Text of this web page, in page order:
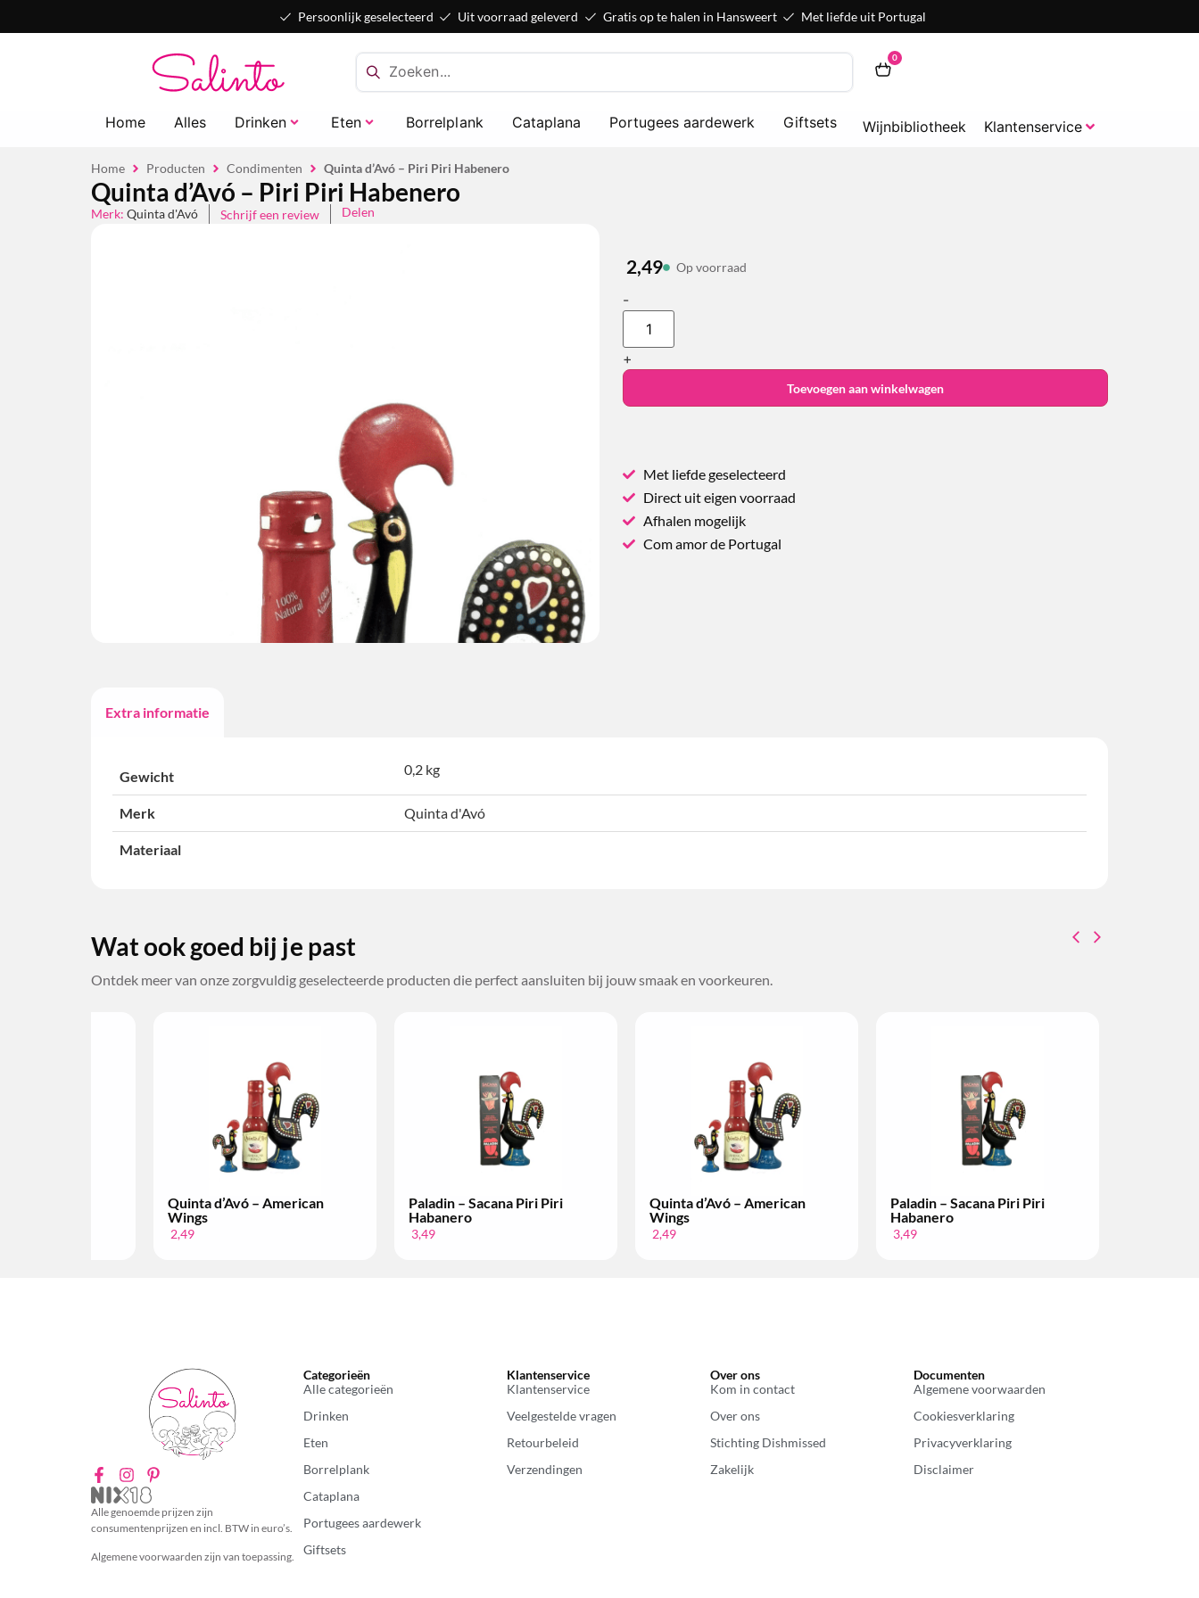
Persoonlijk geselecteerd Uit voorraad geleverd Gratis op te halen in Hansweert Met liefde uit Portugal
0
Home Alles Drinken Eten Borrelplank Cataplana Portugees aardewerk Giftsets Wijnbibliotheek Klantenservice
Home Producten Condimenten Quinta d’Avó – Piri Piri Habenero
Quinta d’Avó – Piri Piri Habenero
Merk: Quinta d'Avó Schrijf een review Delen
2,49 Op voorraad
-
+
Toevoegen aan winkelwagen
Met liefde geselecteerd
Direct uit eigen voorraad
Afhalen mogelijk
Com amor de Portugal
Extra informatie
Gewicht 0,2 kg
Merk Quinta d'Avó
Materiaal
Wat ook goed bij je past
Ontdek meer van onze zorgvuldig geselecteerde producten die perfect aansluiten bij jouw smaak en voorkeuren.
Quinta d’Avó – American
Wings
2,49
Paladin – Sacana Piri Piri
Habanero
3,49
Quinta d’Avó – American
Wings
2,49
Paladin – Sacana Piri Piri
Habanero
3,49
Alle genoemde prijzen zijn
consumentenprijzen en incl. BTW in euro’s.
Algemene voorwaarden zijn van toepassing.
Categorieën
Alle categorieën
Drinken
Eten
Borrelplank
Cataplana
Portugees aardewerk
Giftsets
Klantenservice
Klantenservice
Veelgestelde vragen
Retourbeleid
Verzendingen
Over ons
Kom in contact
Over ons
Stichting Dishmissed
Zakelijk
Documenten
Algemene voorwaarden
Cookiesverklaring
Privacyverklaring
Disclaimer